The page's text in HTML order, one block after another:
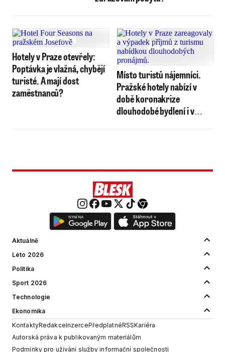
Hotely v Praze otevřely:
Poptávka je vlažná, chybějí
turisté. A mají dost
zaměstnanců?
Místo turistů nájemníci.
Pražské hotely nabízí v
době koronakrize
dlouhodobé bydlení i v
Aktuálně
Léto 2026
Politika
Sport 2026
Technologie
Ekonomika
KontaktyRedakceInzercePředplatnéRSSKariéra
Autorská práva k publikovaným materiálům
Podmínky pro užívání služby informační společnosti